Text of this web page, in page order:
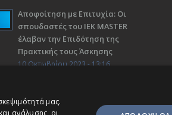
Αποφοίτηση με Επιτυχία: Οι
σπουδαστές του ΙΕΚ ΜΑSTER
έλαβαν την Επιδότηση της
Πρακτικής τους Άσκησης
10 Οκτωβρίου 2023 - 13:16
μας.
ανάλυσης, οι